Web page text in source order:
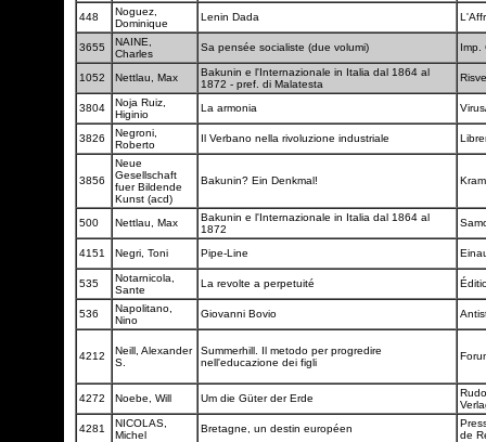
448
Noguez,
Dominique
Lenin Dada
3655
NAINE,
Charles
Sa pensée socialiste (due volumi) Imp.
1052 Nettlau, Max
Bakunin e l'Internazionale in Italia dal 1864 al
1872 - pref. di Malatesta
3804
Noja Ruiz,
Higinio
La armonia
3826
Negroni,
Roberto
Il Verbano nella rivoluzione industriale
3856
Neue
Gesellschaft
fuer Bildende
Kunst (acd)
Bakunin? Ein Denkmal!
500 Nettlau, Max
Bakunin e l'Internazionale in Italia dal 1864 al
1872
4151 Negri, Toni Pipe-Line
535
Notarnicola,
Sante
La revolte a perpetuité
536
Napolitano,
Nino
Giovanni Bovio
4212
Neill, Alexander
S.
Summerhill. Il metodo per progredire
nell'educazione dei figli
4272 Noebe, Will Um die Güter der Erde
4281
NICOLAS,
Michel
Bretagne, un destin européen
de